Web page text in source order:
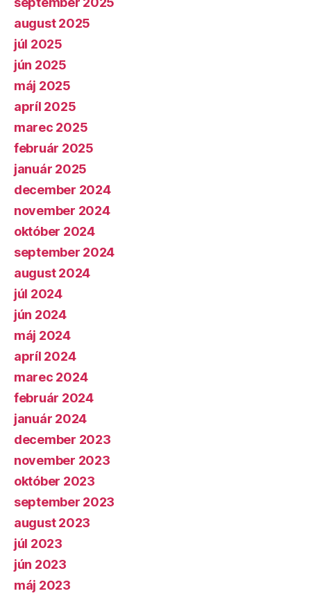
august 2025
júl 2025
jún 2025
máj 2025
apríl 2025
marec 2025
február 2025
január 2025
december 2024
november 2024
október 2024
september 2024
august 2024
júl 2024
jún 2024
máj 2024
apríl 2024
marec 2024
február 2024
január 2024
december 2023
november 2023
október 2023
september 2023
august 2023
júl 2023
jún 2023
máj 2023